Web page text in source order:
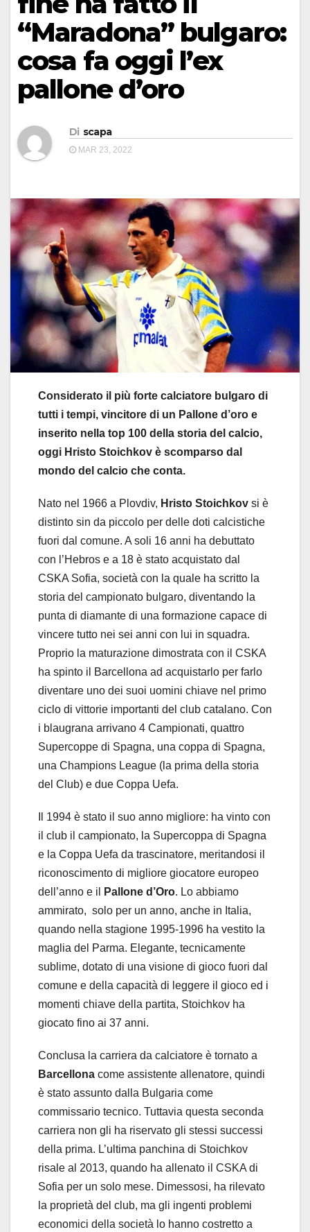
“Maradona” bulgaro:
cosa fa oggi l’ex
pallone d’oro
Di scapa
MAR 23, 2022
Considerato il più forte calciatore bulgaro di
tutti i tempi, vincitore di un Pallone d’oro e
inserito nella top 100 della storia del calcio,
oggi Hristo Stoichkov è scomparso dal
mondo del calcio che conta.
Nato nel 1966 a Plovdiv, Hristo Stoichkov si è
distinto sin da piccolo per delle doti calcistiche
fuori dal comune. A soli 16 anni ha debuttato
con l’Hebros e a 18 è stato acquistato dal
CSKA Sofia, società con la quale ha scritto la
storia del campionato bulgaro, diventando la
punta di diamante di una formazione capace di
vincere tutto nei sei anni con lui in squadra.
Proprio la maturazione dimostrata con il CSKA
ha spinto il Barcellona ad acquistarlo per farlo
diventare uno dei suoi uomini chiave nel primo
ciclo di vittorie importanti del club catalano. Con
i blaugrana arrivano 4 Campionati, quattro
Supercoppe di Spagna, una coppa di Spagna,
una Champions League (la prima della storia
del Club) e due Coppa Uefa.
Il 1994 è stato il suo anno migliore: ha vinto con
il club il campionato, la Supercoppa di Spagna
e la Coppa Uefa da trascinatore, meritandosi il
riconoscimento di migliore giocatore europeo
dell’anno e il
Pallone d’Oro. Lo abbiamo
ammirato, solo per un anno, anche in Italia,
quando nella stagione 1995-1996 ha vestito la
maglia del Parma. Elegante, tecnicamente
sublime, dotato di una visione di gioco fuori dal
comune e della capacità di leggere il gioco ed i
momenti chiave della partita, Stoichkov ha
giocato fino ai 37 anni.
Conclusa la carriera da calciatore è tornato a
Barcellona come assistente allenatore, quindi
è stato assunto dalla Bulgaria come
commissario tecnico. Tuttavia questa seconda
carriera non gli ha riservato gli stessi successi
della prima. L’ultima panchina di Stoichkov
risale al 2013, quando ha allenato il CSKA di
Sofia per un solo mese. Dimessosi, ha rilevato
la proprietà del club, ma gli ingenti problemi
economici della società lo hanno costretto a